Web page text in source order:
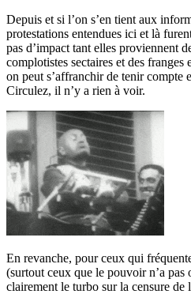
Depuis et si l’on s’en tient aux
protestations entendues ici et là
pas d’impact tant elles proviennent
complotistes sectaires et des
on peut s’affranchir de tenir compte
Circulez, il n’y a rien à voir.
En revanche, pour ceux qui
(surtout ceux que le pouvoir n’a
clairement le turbo sur la censure